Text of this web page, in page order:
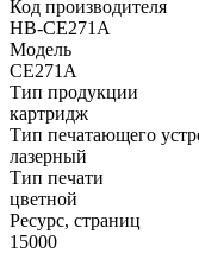
Код производителя
HB-CE271A
Модель
CE271A
Тип продукции
картридж
Тип печатающего
лазерный
Тип печати
цветной
Ресурс, страниц
15000